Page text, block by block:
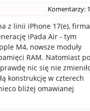
Komentarzy:
z linii iPhone 17(e),
iPada Air - tym
M4, nowsze moduły
RAM. Natomiast
nic się nie
konstrukcję w czterech
bliżej omawianej